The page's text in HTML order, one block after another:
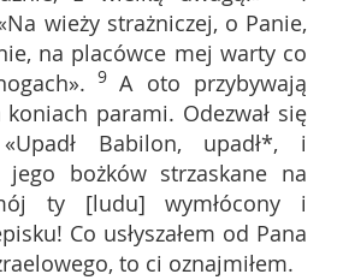
wieży strażniczej, o Panie,
na placówce mej warty co
9 A oto przybywają
parami. Odezwał się
Babilon, upadł*, i
jego bożków strzaskane na
ty [ludu] wymłócony i
Co usłyszałem od Pana
to ci oznajmiłem.